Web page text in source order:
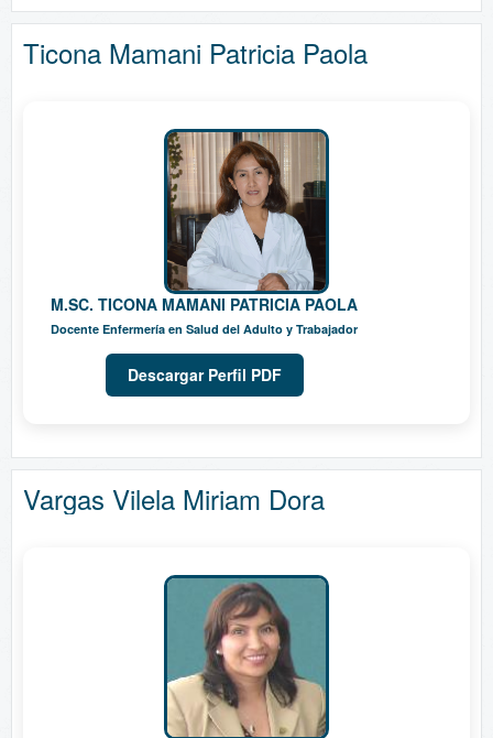
Ticona Mamani Patricia Paola
M.SC. TICONA MAMANI PATRICIA PAOLA
Docente Enfermería en Salud del Adulto y Trabajador
Descargar Perfil PDF
Vargas Vilela Miriam Dora